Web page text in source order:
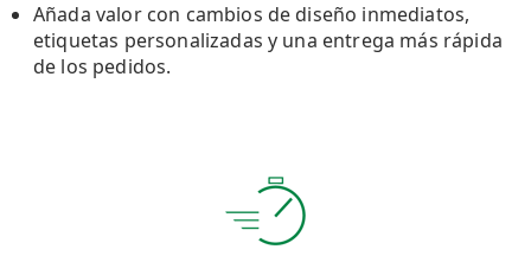
Añada valor con cambios de diseño inmediatos,
etiquetas personalizadas y una entrega más rápida
de los pedidos.